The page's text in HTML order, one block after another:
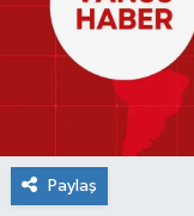
Paylaş